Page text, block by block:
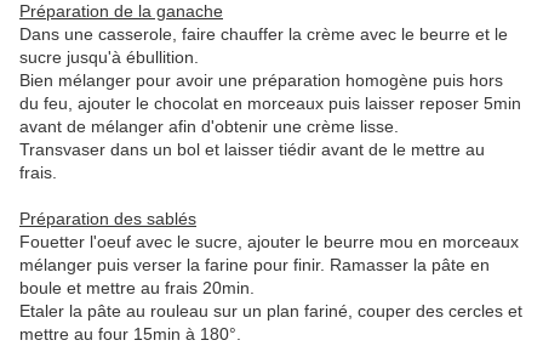
Préparation de la ganache
Dans une casserole, faire chauffer la crème avec le beurre et le
sucre jusqu'à ébullition.
Bien mélanger pour avoir une préparation homogène puis hors
du feu, ajouter le chocolat en morceaux puis laisser reposer 5min
avant de mélanger afin d'obtenir une crème lisse.
Transvaser dans un bol et laisser tiédir avant de le mettre au
frais.
Préparation des sablés
Fouetter l'oeuf avec le sucre, ajouter le beurre mou en morceaux
mélanger puis verser la farine pour finir. Ramasser la pâte en
boule et mettre au frais 20min.
Etaler la pâte au rouleau sur un plan fariné, couper des cercles et
mettre au four 15min à 180°.